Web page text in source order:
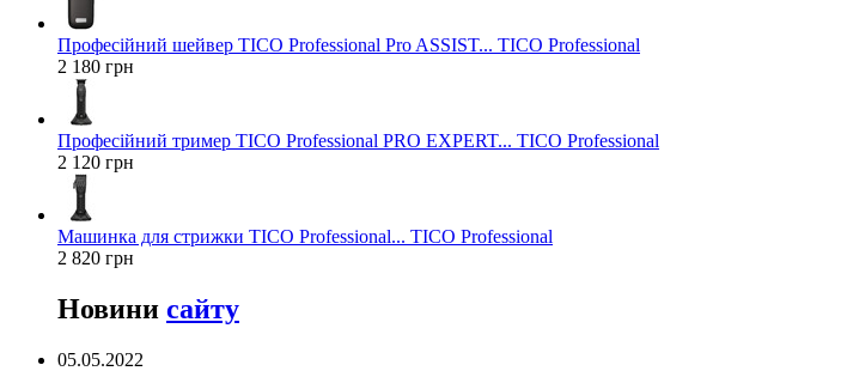
Професійний шейвер TICO Professional Pro ASSIST... TICO Professional
2 180 грн
Професійний тример TICO Professional PRO EXPERT... TICO Professional
2 120 грн
Машинка для стрижки TICO Professional... TICO Professional
2 820 грн
Новини сайту
05.05.2022